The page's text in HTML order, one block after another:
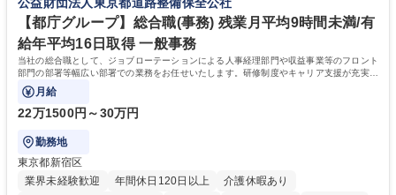
や社内副業等を活用し、 一人ひとりが挑戦できるカルチャーが浸透してい
ます。 学歴・資格 学歴：大学院 大学 高専 短大 専修学校 高校 語学力：
資格：
【都庁グループ】総合職(事務) 残業月平均9時間未満/有
給年平均16日取得 一般事務
当社の総合職として、ジョブローテーションによる人事経理部門や収益事業等のフロント
部門の部署等幅広い部署での業務をお任せいたします。研修制度やキャリア支援が充実し
ております！ ※下記業務詳細
月給
22万1500円～30万円
勤務地
東京都新宿区
業界未経験歓迎
年間休日120日以上
介護休暇あり